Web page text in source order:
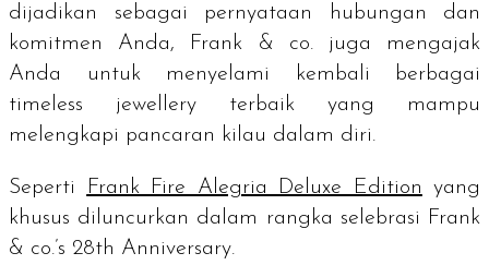
dijadikan sebagai pernyataan hubungan dan
komitmen Anda, Frank & co. juga mengajak
Anda untuk menyelami kembali berbagai
timeless jewellery terbaik yang mampu
melengkapi pancaran kilau dalam diri.
Seperti Frank Fire Alegria Deluxe Edition yang
khusus diluncurkan dalam rangka selebrasi Frank
& co.’s 28th Anniversary.